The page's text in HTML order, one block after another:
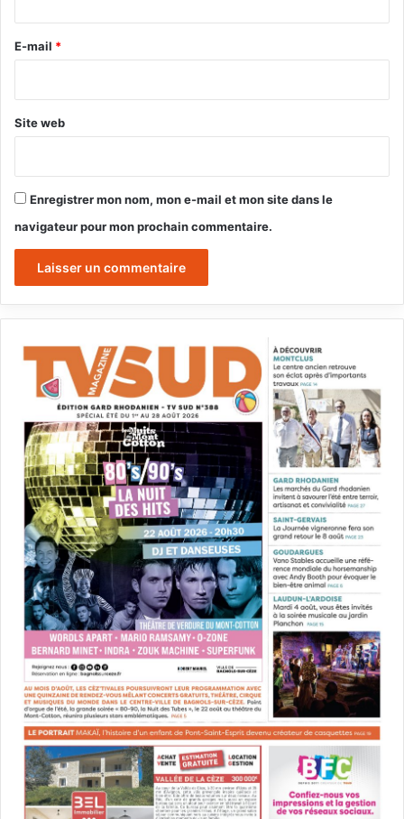
e
E-mail *
Site web
Enregistrer mon nom, mon e-mail et mon site dans le
navigateur pour mon prochain commentaire.